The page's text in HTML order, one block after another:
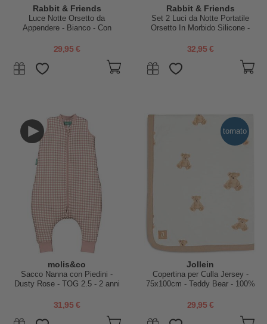
Rabbit & Friends
Luce Notte Orsetto da
Appendere - Bianco - Con
29,95 €
Rabbit & Friends
Set 2 Luci da Notte Portatile
Orsetto In Morbido Silicone -
32,95 €
molis&co
Sacco Nanna con Piedini -
Dusty Rose - TOG 2.5 - 2 anni
31,95 €
tornato
Jollein
Copertina per Culla Jersey -
75x100cm - Teddy Bear - 100%
29,95 €